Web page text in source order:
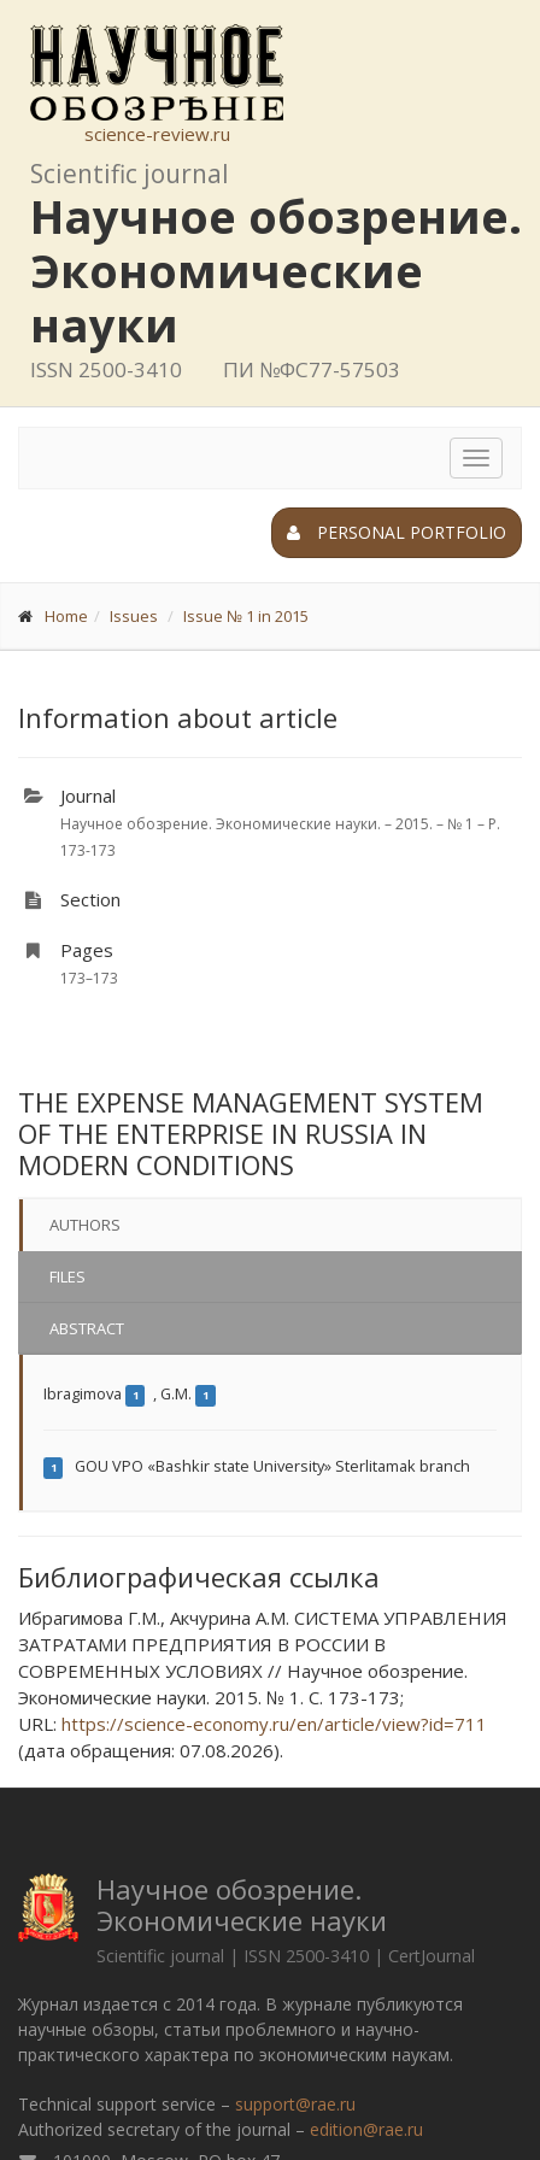
science-review.ru
Scientific journal
Научное обозрение.
Экономические
науки
ISSN 2500-3410 ПИ №ФС77-57503
Toggle
PERSONAL PORTFOLIO
Home Issues Issue № 1 in 2015
Information about article
Journal
Научное обозрение. Экономические науки. – 2015. – № 1 – P.
173-173
Section
Pages
173–173
THE EXPENSE MANAGEMENT SYSTEM
OF THE ENTERPRISE IN RUSSIA IN
MODERN CONDITIONS
AUTHORS
FILES
ABSTRACT
Ibragimova 1 , G.M. 1
1 GOU VPO «Bashkir state University» Sterlitamak branch
Библиографическая ссылка
Ибрагимова Г.М., Акчурина А.М. СИСТЕМА УПРАВЛЕНИЯ
ЗАТРАТАМИ ПРЕДПРИЯТИЯ В РОССИИ В
СОВРЕМЕННЫХ УСЛОВИЯХ // Научное обозрение.
Экономические науки. 2015. № 1. С. 173-173;
URL: https://science-economy.ru/en/article/view?id=711
(дата обращения: 07.08.2026).
Научное обозрение.
Экономические науки
Scientific journal | ISSN 2500-3410 | CertJournal
Журнал издается с 2014 года. В журнале публикуются
научные обзоры, статьи проблемного и научно-
практического характера по экономическим наукам.
Technical support service – support@rae.ru
Authorized secretary of the journal – edition@rae.ru